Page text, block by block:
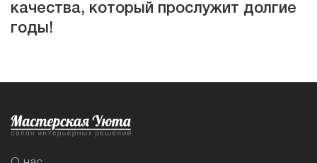
качества, который прослужит долгие
годы!